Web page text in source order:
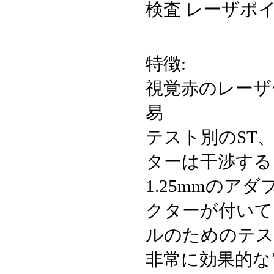
検査 レーザポ
特徴:
視覚赤のレー
易
テスト別のST
ターは干渉する
1.25mmのアダ
クターが付い
ルのためのテ
非常に効果的